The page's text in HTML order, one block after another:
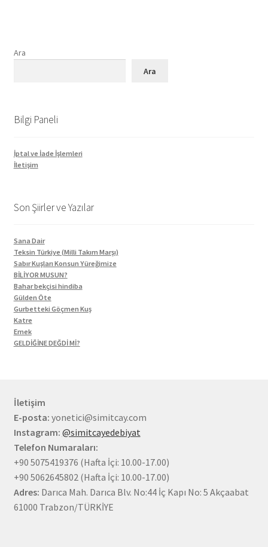
Ara
Ara
Bilgi Paneli
İptal ve İade İşlemleri
İletişim
Son Şiirler ve Yazılar
Sana Dair
Teksin Türkiye (Milli Takım Marşı)
Sabır Kuşları Konsun Yüreğimize
BİLİYOR MUSUN?
Bahar bekçisi hindiba
Gülden Öte
Gurbetteki Göçmen Kuş
Katre
Emek
GELDİĞİNE DEĞDİ Mİ?
İletişim
E-posta: yonetici@simitcay.com
Instagram: @simitcayedebiyat
Telefon Numaraları:
+90 5075419376 (Hafta İçi: 10.00-17.00)
+90 5062645802 (Hafta İçi: 10.00-17.00)
Adres: Darıca Mah. Darıca Blv. No:44 İç Kapı No: 5 Akçaabat
61000 Trabzon/TÜRKİYE